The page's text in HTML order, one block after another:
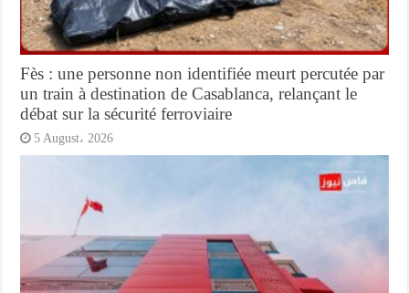
Fès : une personne non identifiée meurt percutée par
un train à destination de Casablanca, relançant le
débat sur la sécurité ferroviaire
5 August، 2026